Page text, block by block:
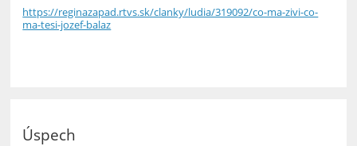
https://reginazapad.rtvs.sk/clanky/ludia/319092/co-ma-zivi-co-
ma-tesi-jozef-balaz
Úspech